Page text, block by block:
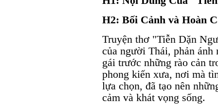
H2: Bối Cảnh và Hoàn
Truyện thơ "Tiễn Dặn
của người Thái, phản
gái trước những rào cản
phong kiến xưa, nơi mà
lựa chọn, đã tạo nên
cảm và khát vọng sống.